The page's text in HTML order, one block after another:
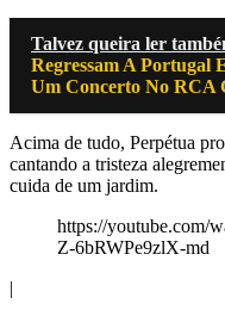
Talvez queira ler
Regressam A Portugal
Um Concerto No RCA
Acima de tudo, Perpétua
cantando a tristeza
cuida de um jardim.
https://youtube.com/
Z-6bRWPe9zlX-md
|